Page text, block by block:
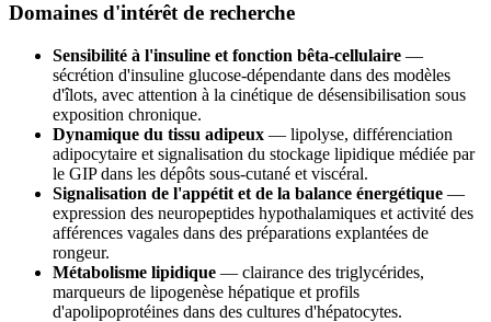
Domaines d'intérêt de recherche
Sensibilité à l'insuline et fonction bêta-cellulaire —
sécrétion d'insuline glucose-dépendante dans des modèles
d'îlots, avec attention à la cinétique de désensibilisation sous
exposition chronique.
Dynamique du tissu adipeux — lipolyse, différenciation
adipocytaire et signalisation du stockage lipidique médiée par
le GIP dans les dépôts sous-cutané et viscéral.
Signalisation de l'appétit et de la balance énergétique —
expression des neuropeptides hypothalamiques et activité des
afférences vagales dans des préparations explantées de
rongeur.
Métabolisme lipidique — clairance des triglycérides,
marqueurs de lipogenèse hépatique et profils
d'apolipoprotéines dans des cultures d'hépatocytes.